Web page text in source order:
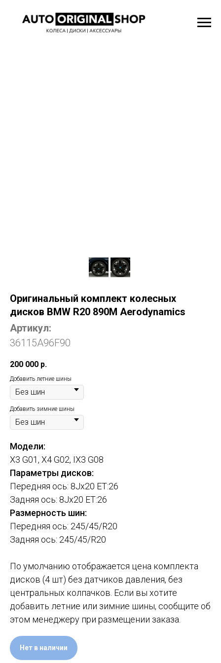
Оригинальный комплект колесных
дисков BMW R20 890M Aerodynamics
Артикул:
36115A96F90
200 000 р.
Добавить летние шины
Добавить зимние шины
Модели:
X3 G01, X4 G02, IX3 G08
Параметры дисков:
Передняя ось: 8Jx20 ET:26
Задняя ось: 8Jx20 ET:26
Размерность шин:
Передняя ось: 245/45/R20
Задняя ось: 245/45/R20
По умолчанию отображается цена комплекта
дисков (4 шт) без датчиков давления, без
центральных колпачков. Если вы хотите
добавить летние или зимние шины, сообщите об
этом менеджеру при размещении заказа.
Нет в наличии